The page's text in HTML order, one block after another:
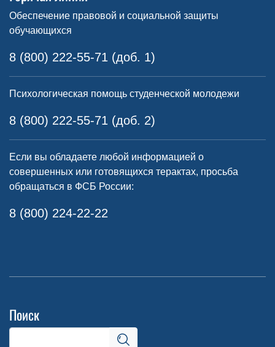
Обеспечение правовой и социальной защиты
обучающихся
8 (800) 222-55-71 (доб. 1)
Психологическая помощь студенческой молодежи
8 (800) 222-55-71 (доб. 2)
Если вы обладаете любой информацией о
совершенных или готовящихся терактах, просьба
обращаться в ФСБ России:
8 (800) 224-22-22
Поиск